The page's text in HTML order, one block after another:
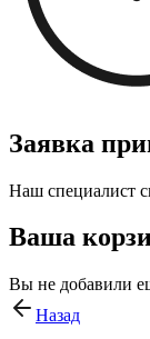
Заявка
Наш специалист
Ваша
Вы не добавили
Назад